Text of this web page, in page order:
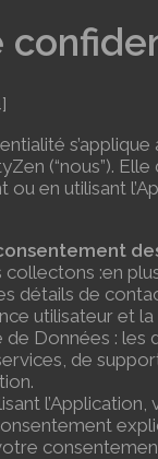
Arrosage
Alerte
s’applique
(“nous”).
ou en utilisant
collectons :en
détails de
utilisateur et
Données :
de